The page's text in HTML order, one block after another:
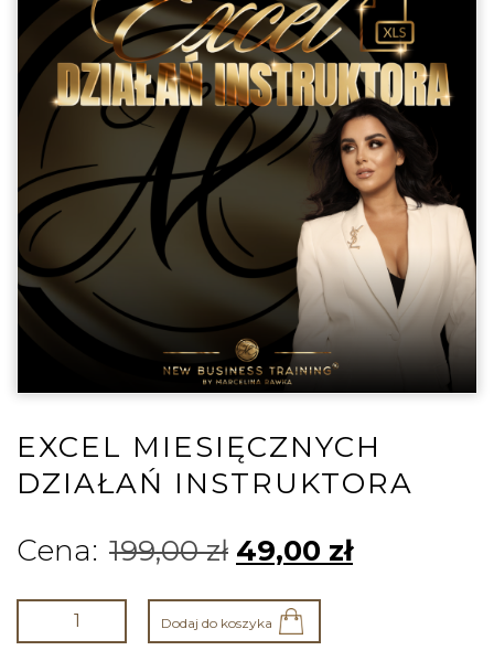
EXCEL MIESIĘCZNYCH
DZIAŁAŃ INSTRUKTORA
199,00zł 49,00 zł
Dodaj do koszyka